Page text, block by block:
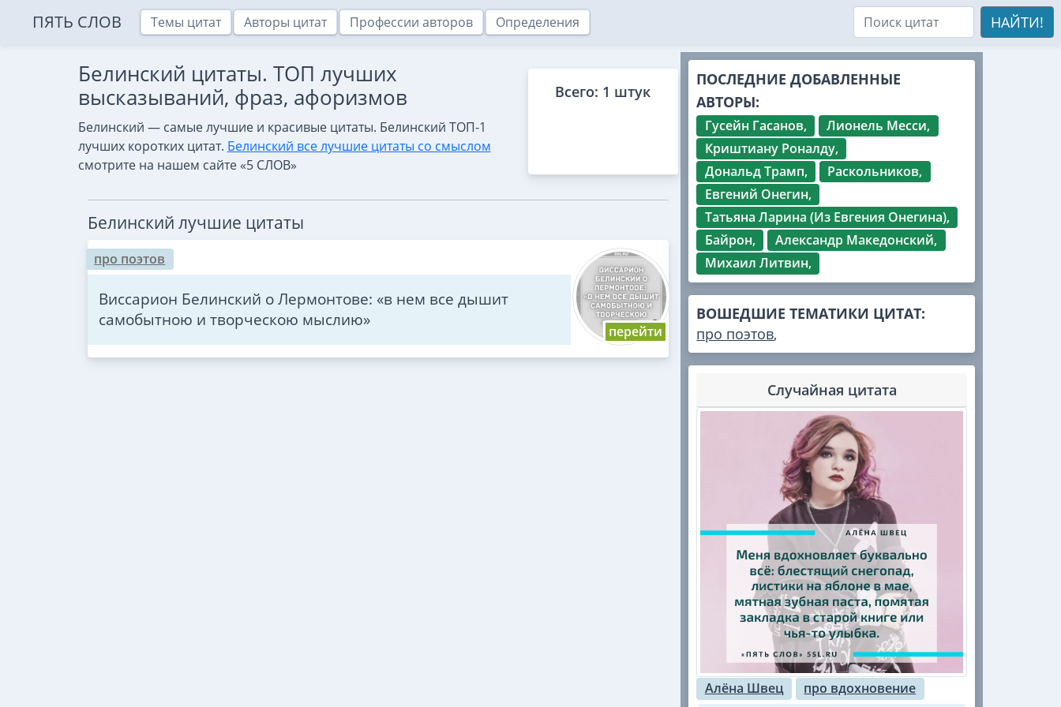
ПЯТЬ СЛОВ Темы цитат Авторы цитат Профессии авторов Определения НАЙТИ!
Белинский цитаты. ТОП лучших
высказываний, фраз, афоризмов
Белинский — самые лучшие и красивые цитаты. Белинский ТОП-1
лучших коротких цитат. Белинский все лучшие цитаты со смыслом
смотрите на нашем сайте «5 СЛОВ»
Всего: 1 штук
Белинский лучшие цитаты
про поэтов
Виссарион Белинский о Лермонтове: «в нем все дышит
самобытною и творческою мыслию»
ПОСЛЕДНИЕ ДОБАВЛЕННЫЕ
АВТОРЫ:
Гусейн Гасанов,
Лионель Месси,
Криштиану Роналду,
Дональд Трамп,
Раскольников,
Евгений Онегин,
Татьяна Ларина (Из Евгения Онегина),
Байрон,
Александр Македонский,
Михаил Литвин,
ВОШЕДШИЕ ТЕМАТИКИ ЦИТАТ:
про поэтов,
Случайная цитата
Алёна Швец про вдохновение